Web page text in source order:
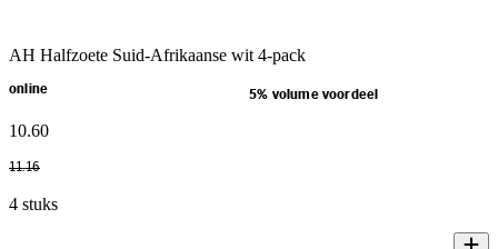
AH Halfzoete Suid-Afrikaanse wit 4-pack
online 5% volume voordeel
10.60
11.16
4 stuks